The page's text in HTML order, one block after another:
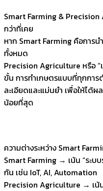
Smart Farming &
กว่าที่เคย
หาก Smart Farming คือการน
ทั้งหมด
Precision Agriculture หรือ
ขั้น การทำเกษตรแบบที่ทุกการ
ละเอียดและแม่นยำ เพื่อให้ได้
น้อยที่สุด
ความต่างระหว่าง Smart
Smart Farming → เน้น “ระบ
กัน เช่น IoT, AI, Automation
Precision Agriculture → เน้น